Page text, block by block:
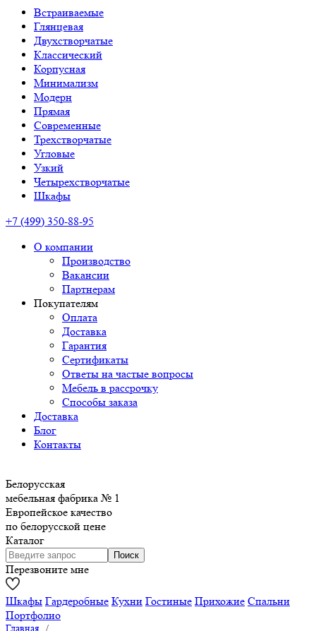
Встраиваемые
Глянцевая
Двухстворчатые
Классический
Корпусная
Минимализм
Модерн
Прямая
Современные
Трехстворчатые
Угловые
Узкий
Четырехстворчатые
Шкафы
+7 (499) 350-88-95
О компании
Производство
Вакансии
Партнерам
Покупателям
Оплата
Доставка
Гарантия
Сертификаты
Ответы на частые вопросы
Мебель в рассрочку
Способы заказа
Доставка
Блог
Контакты
Белорусская
мебельная фабрика № 1
Европейское качество
по белорусской цене
Каталог
Перезвоните мне
Шкафы Гардеробные Кухни Гостиные Прихожие Спальни
Портфолио
Главная /